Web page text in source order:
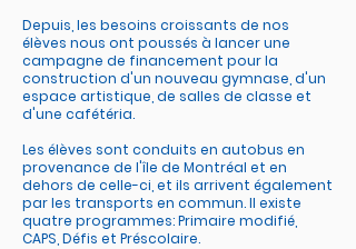
Depuis, les besoins croissants de nos
élèves nous ont poussés à lancer une
campagne de financement pour la
construction d'un nouveau gymnase, d'un
espace artistique, de salles de classe et
d'une cafétéria.
Les élèves sont conduits en autobus en
provenance de l'île de Montréal et en
dehors de celle-ci, et ils arrivent également
par les transports en commun. Il existe
quatre programmes: Primaire modifié,
CAPS, Défis et Préscolaire.